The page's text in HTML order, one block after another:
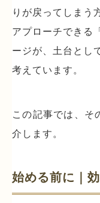
りが戻ってしまう
アプローチできる
ージが、土台とし
考えています。
この記事では、そ
介します。
始める前に｜